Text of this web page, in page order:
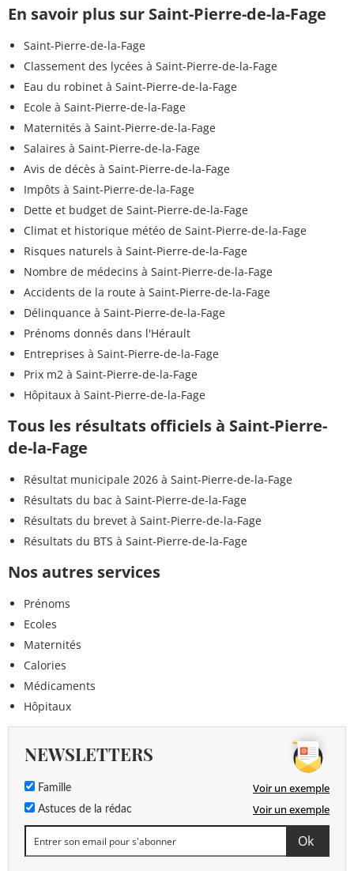
En savoir plus sur Saint-Pierre-de-la-Fage
Saint-Pierre-de-la-Fage
Classement des lycées à Saint-Pierre-de-la-Fage
Eau du robinet à Saint-Pierre-de-la-Fage
Ecole à Saint-Pierre-de-la-Fage
Maternités à Saint-Pierre-de-la-Fage
Salaires à Saint-Pierre-de-la-Fage
Avis de décès à Saint-Pierre-de-la-Fage
Impôts à Saint-Pierre-de-la-Fage
Dette et budget de Saint-Pierre-de-la-Fage
Climat et historique météo de Saint-Pierre-de-la-Fage
Risques naturels à Saint-Pierre-de-la-Fage
Nombre de médecins à Saint-Pierre-de-la-Fage
Accidents de la route à Saint-Pierre-de-la-Fage
Délinquance à Saint-Pierre-de-la-Fage
Prénoms donnés dans l'Hérault
Entreprises à Saint-Pierre-de-la-Fage
Prix m2 à Saint-Pierre-de-la-Fage
Hôpitaux à Saint-Pierre-de-la-Fage
Tous les résultats officiels à Saint-Pierre-
de-la-Fage
Résultat municipale 2026 à Saint-Pierre-de-la-Fage
Résultats du bac à Saint-Pierre-de-la-Fage
Résultats du brevet à Saint-Pierre-de-la-Fage
Résultats du BTS à Saint-Pierre-de-la-Fage
Nos autres services
Prénoms
Ecoles
Maternités
Calories
Médicaments
Hôpitaux
NEWSLETTERS
Famille Voir un exemple
Astuces de la rédac Voir un exemple